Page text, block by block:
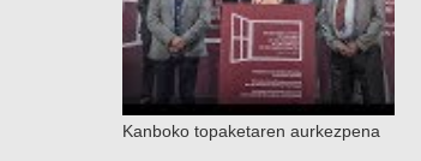
Kanboko topaketaren aurkezpena